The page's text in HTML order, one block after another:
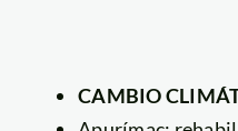
CAMBIO